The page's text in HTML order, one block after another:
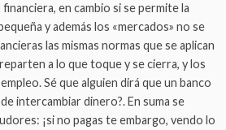
en cambio si se permite la
y además los «mercados» no se
las mismas normas que se aplican
a lo que toque y se cierra, y los
Sé que alguien dirá que un banco
intercambiar dinero?. En suma se
¡si no pagas te embargo, vendo lo